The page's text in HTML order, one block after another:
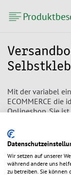
Mit der variabel
ECOMMERCE die
Onlineshop. Sie
mittelschweren,
Gütern geeignet.
lässt sich dank
mit Aufreißfaden
variable
Wir setzen auf unserer
während andere uns
zu betreiben. Sie können